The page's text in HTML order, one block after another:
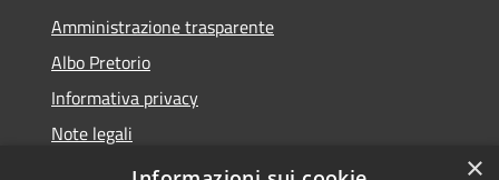
Amministrazione trasparente
Albo Pretorio
Informativa privacy
Note legali
Dichiarazione di accessibilità
×